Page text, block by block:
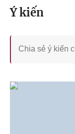
Ý kiến